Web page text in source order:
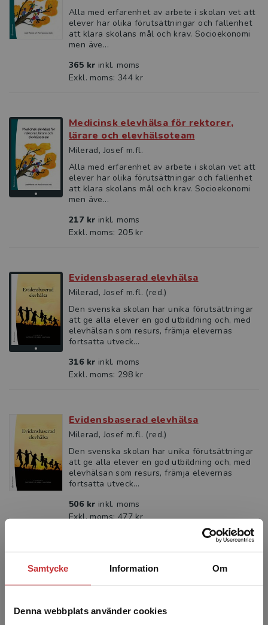
Samtycke Information Om
Denna webbplats använder cookies
Alla med erfarenhet av arbete i skolan vet att
elever har olika förutsättningar och fallenhet
att klara skolans mål och krav. Socio­ekonomi
men äve...
365 kr inkl. moms
Exkl. moms: 344 kr
Medicinsk elevhälsa för rektorer,
lärare och elevhälsoteam
Milerad, Josef m.fl.
Alla med erfarenhet av arbete i skolan vet att
elever har olika förutsättningar och fallenhet
att klara skolans mål och krav. Socio­ekonomi
men äve...
217 kr inkl. moms
Exkl. moms: 205 kr
Evidensbaserad elevhälsa
Milerad, Josef m.fl. (red.)
Den svenska skolan har unika förutsättningar
att ge alla elever en god utbildning och, med
elevhälsan som resurs, främja elevernas
fortsatta utveck...
316 kr inkl. moms
Exkl. moms: 298 kr
Evidensbaserad elevhälsa
Milerad, Josef m.fl. (red.)
Den svenska skolan har unika förutsättningar
att ge alla elever en god utbildning och, med
elevhälsan som resurs, främja elevernas
fortsatta utveck...
506 kr inkl. moms
Exkl. moms: 477 kr
Smärta och smärtbehandling hos barn
och ungdomar
Lundeberg, Stefan (red.)
Smärtbehandling till barn och ungdomar
fortsätter att utvecklas som kunskapsområde